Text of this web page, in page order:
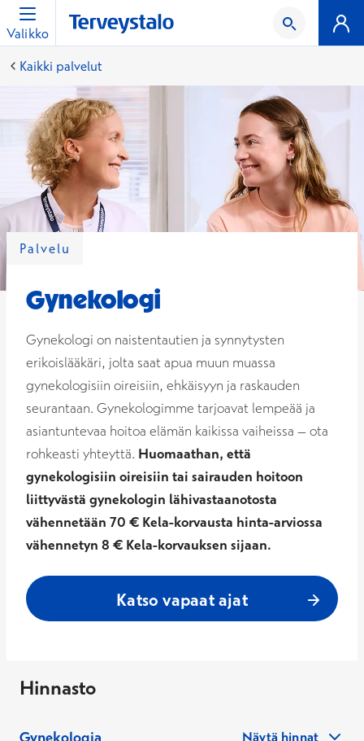
Valikko
Kaikki palvelut
Palvelu
Gynekologi
Gynekologi on naistentautien ja synnytysten
erikoislääkäri, jolta saat apua muun muassa
gynekologisiin oireisiin, ehkäisyyn ja raskauden
seurantaan. Gynekologimme tarjoavat lempeää ja
asiantuntevaa hoitoa elämän kaikissa vaiheissa – ota
rohkeasti yhteyttä. Huomaathan, että ​
gynekologisiin oireisiin tai sairauden hoitoon
liittyvästä gynekologin lähivastaanotosta
vähennetään 70 € Kela-korvausta hinta-arviossa
vähennetyn 8 € Kela-korvauksen sijaan.
Katso vapaat ajat
Hinnasto
Näytä hinnat